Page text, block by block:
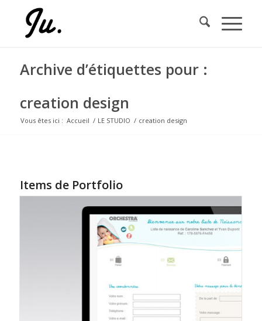
Archive d’étiquettes pour :
creation design
Vous êtes ici : Accueil / LE STUDIO / creation design
Items de Portfolio